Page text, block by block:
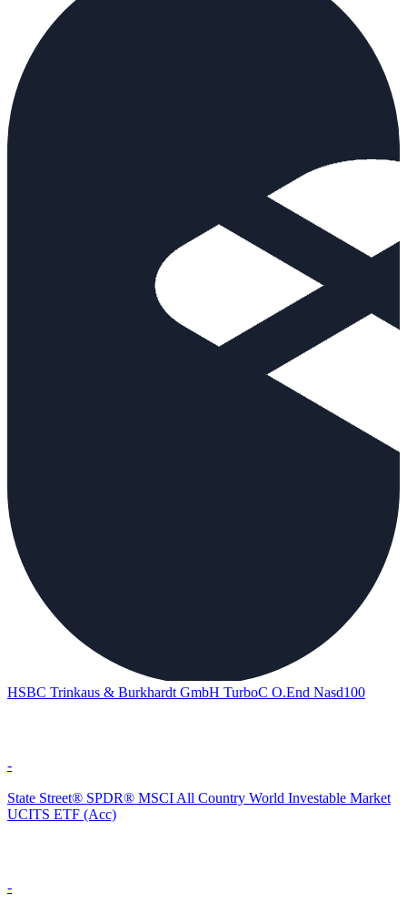
HSBC Trinkaus & Burkhardt GmbH TurboC O.End Nasd100
-
State Street® SPDR® MSCI All Country World Investable Market
UCITS ETF (Acc)
-